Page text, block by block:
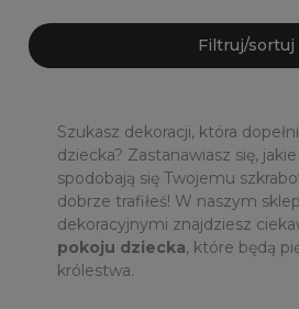
Filtruj/sortuj
Szukasz dekoracji, która
dziecka? Zastanawiasz się,
spodobają się Twojemu
dobrze trafiłeś! W naszym
dekoracyjnymi znajdziesz
pokoju dziecka, które będą
królestwa.